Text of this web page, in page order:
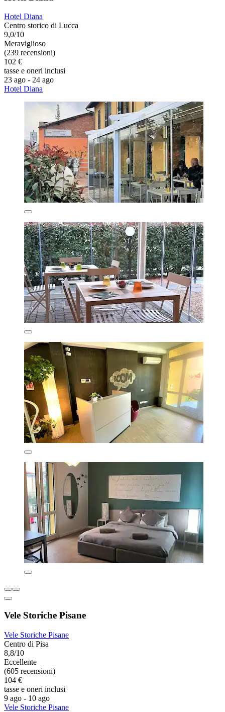
Hotel Diana
Centro storico di Lucca
9,0/10
Meraviglioso
(239 recensioni)
102 €
tasse e oneri inclusi
23 ago - 24 ago
Hotel Diana
Vele Storiche Pisane
Vele Storiche Pisane
Centro di Pisa
8,8/10
Eccellente
(605 recensioni)
104 €
tasse e oneri inclusi
9 ago - 10 ago
Vele Storiche Pisane